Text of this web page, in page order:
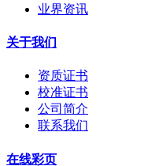
业界资讯
关于我们
资质证书
校准证书
公司简介
联系我们
在线彩页